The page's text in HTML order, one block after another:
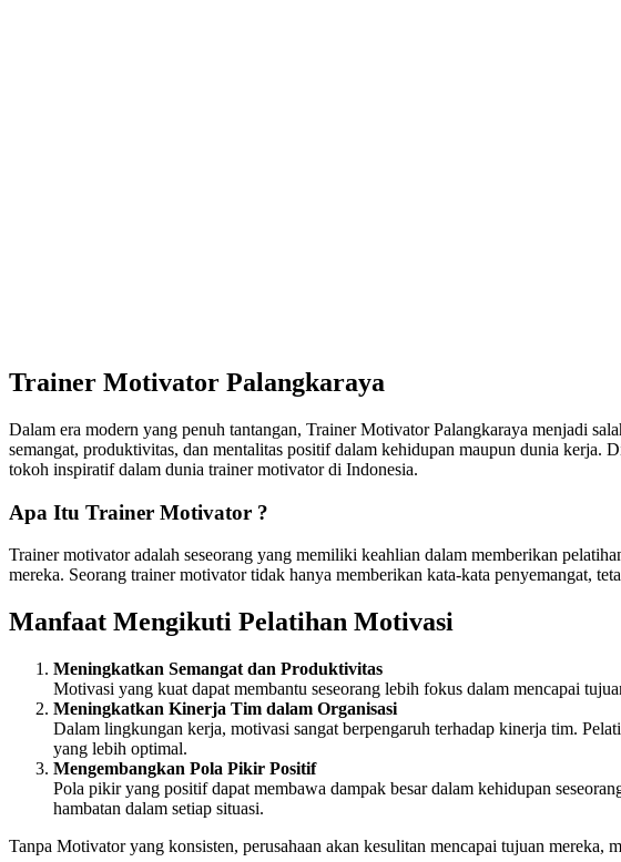
Trainer Motivator Palangkaraya
Dalam era modern yang penuh tantangan, Trainer Motivator Palangkaraya menjadi
semangat, produktivitas, dan mentalitas positif dalam kehidupan maupun dunia kerja.
tokoh inspiratif dalam dunia trainer motivator di Indonesia.
Apa Itu Trainer Motivator ?
Trainer motivator adalah seseorang yang memiliki keahlian dalam memberikan
mereka. Seorang trainer motivator tidak hanya memberikan kata-kata penyemangat,
Manfaat Mengikuti Pelatihan Motivasi
Meningkatkan Semangat dan Produktivitas
Motivasi yang kuat dapat membantu seseorang lebih fokus dalam mencapai
Meningkatkan Kinerja Tim dalam Organisasi
Dalam lingkungan kerja, motivasi sangat berpengaruh terhadap kinerja tim.
yang lebih optimal.
Mengembangkan Pola Pikir Positif
Pola pikir yang positif dapat membawa dampak besar dalam kehidupan
hambatan dalam setiap situasi.
Tanpa Motivator yang konsisten, perusahaan akan kesulitan mencapai tujuan mereka,